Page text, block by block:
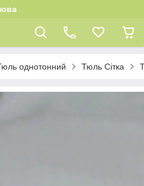
однотонний Тюль Сітка